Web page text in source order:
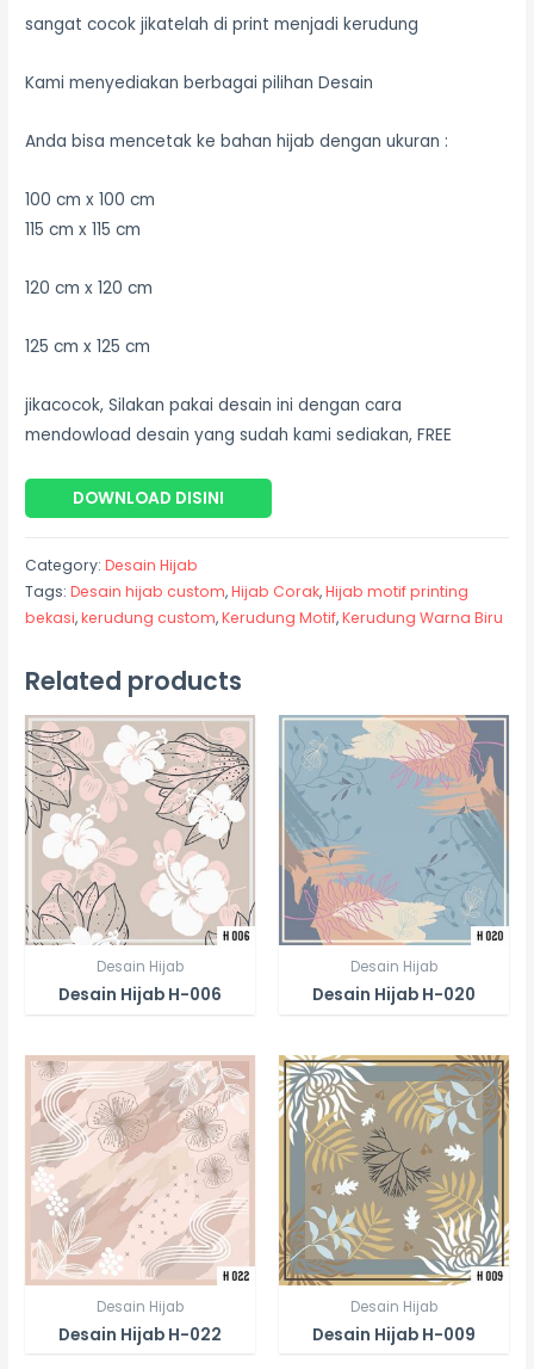
sangat cocok jikatelah di print menjadi kerudung
Kami menyediakan berbagai pilihan Desain
Anda bisa mencetak ke bahan hijab dengan ukuran :
100 cm x 100 cm
115 cm x 115 cm
120 cm x 120 cm
125 cm x 125 cm
jikacocok, Silakan pakai desain ini dengan cara
mendowload desain yang sudah kami sediakan, FREE
DOWNLOAD DISINI
Category:Desain Hijab
Tags:Desain hijab custom,Hijab Corak,Hijab motif printing
bekasi,kerudung custom,Kerudung Motif,Kerudung Warna Biru
Related products
Desain Hijab
Desain Hijab H-006
Desain Hijab
Desain Hijab H-020
Desain Hijab
Desain Hijab H-022
Desain Hijab
Desain Hijab H-009